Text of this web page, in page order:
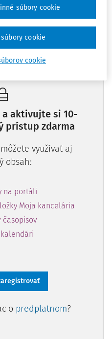
Slovenskej republiky,
aktivujte si 10-
prístup zdarma
využívať aj
obsah:
na portáli
Moja kancelária
časopisov
o predplatnom?
cookie
súbory cookie
cookie